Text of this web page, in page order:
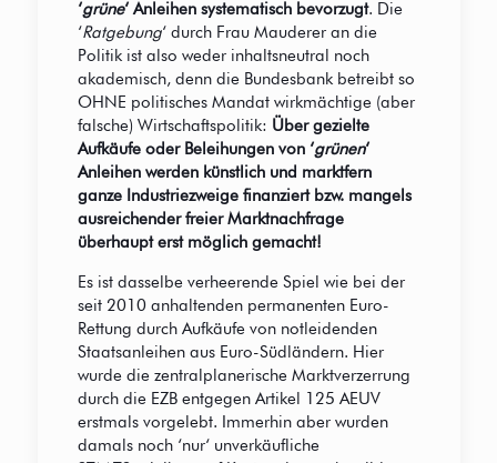
‘grüne‘ Anleihen systematisch bevorzugt. Die
‘Ratgebung‘ durch Frau Mauderer an die
Politik ist also weder inhaltsneutral noch
akademisch, denn die Bundesbank betreibt so
OHNE politisches Mandat wirkmächtige (aber
falsche) Wirtschaftspolitik: Über gezielte
Aufkäufe oder Beleihungen von ‘grünen‘
Anleihen werden künstlich und marktfern
ganze Industriezweige finanziert bzw. mangels
ausreichender freier Marktnachfrage
überhaupt erst möglich gemacht!
Es ist dasselbe verheerende Spiel wie bei der
seit 2010 anhaltenden permanenten Euro-
Rettung durch Aufkäufe von notleidenden
Staatsanleihen aus Euro-Südländern. Hier
wurde die zentralplanerische Marktverzerrung
durch die EZB entgegen Artikel 125 AEUV
erstmals vorgelebt. Immerhin aber wurden
damals noch ‘nur‘ unverkäufliche